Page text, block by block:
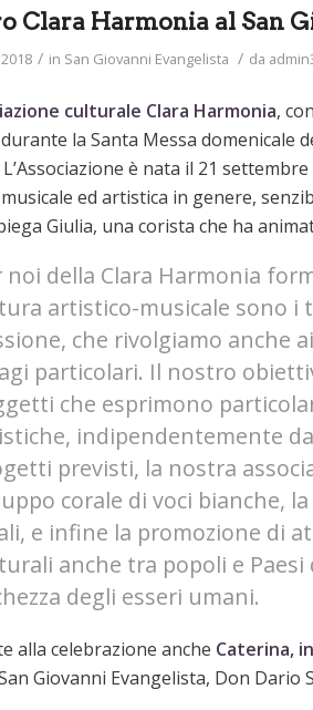
Clara Harmonia al San
/ in San Giovanni Evangelista / da
culturale Clara Harmonia,
durante la Santa Messa domenicale
è nata il 21
ed artistica in genere,
Giulia, una corista che ha
noi della Clara Harmonia
artistico-musicale sono i
che rivolgiamo anche
particolari. Il nostro
che esprimono
indipendentemente
previsti, la nostra
corale di voci bianche,
e infine la promozione di
anche tra popoli e Paesi
degli esseri umani.
alla celebrazione anche Caterina,
Giovanni Evangelista, Don Dario